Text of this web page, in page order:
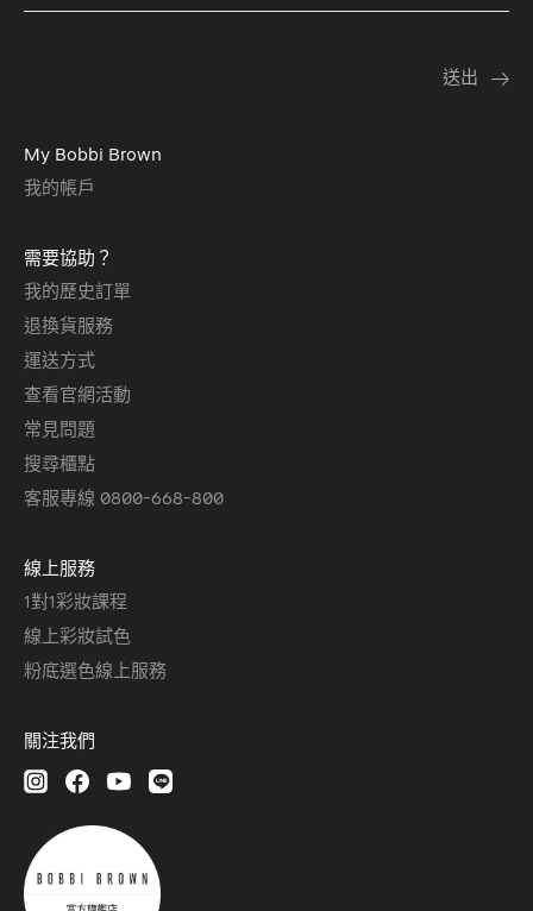
My Bobbi Brown
我的帳戶
需要協助？
我的歷史訂單
退換貨服務
運送方式
查看官網活動
常見問題
搜尋櫃點
客服專線 0800-668-800
線上服務
1對1彩妝課程
線上彩妝試色
粉底選色線上服務
關注我們